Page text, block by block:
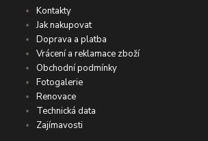
Kontakty
Jak nakupovat
Doprava a platba
Vrácení a reklamace zboží
Obchodní podmínky
Fotogalerie
Renovace
Technická data
Zajímavosti